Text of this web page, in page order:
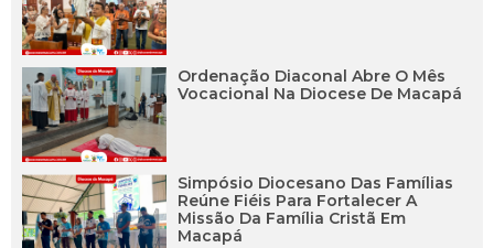
Ordenação Diaconal Abre O Mês
Vocacional Na Diocese De Macapá
Simpósio Diocesano Das Famílias
Reúne Fiéis Para Fortalecer A
Missão Da Família Cristã Em
Macapá